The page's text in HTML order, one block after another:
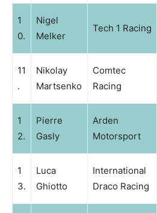
1
0.
Nigel
Melker
Tech 1 Racing
11
.
Nikolay
Martsenko
Comtec
Racing
1
2.
Pierre
Gasly
Arden
Motorsport
1
3.
Luca
Ghiotto
International
Draco Racing